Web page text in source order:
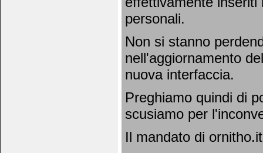
personali.
Non si stanno
nell'aggiornamento
nuova interfaccia.
Preghiamo quindi di
scusiamo per
Il mandato di ornitho.it